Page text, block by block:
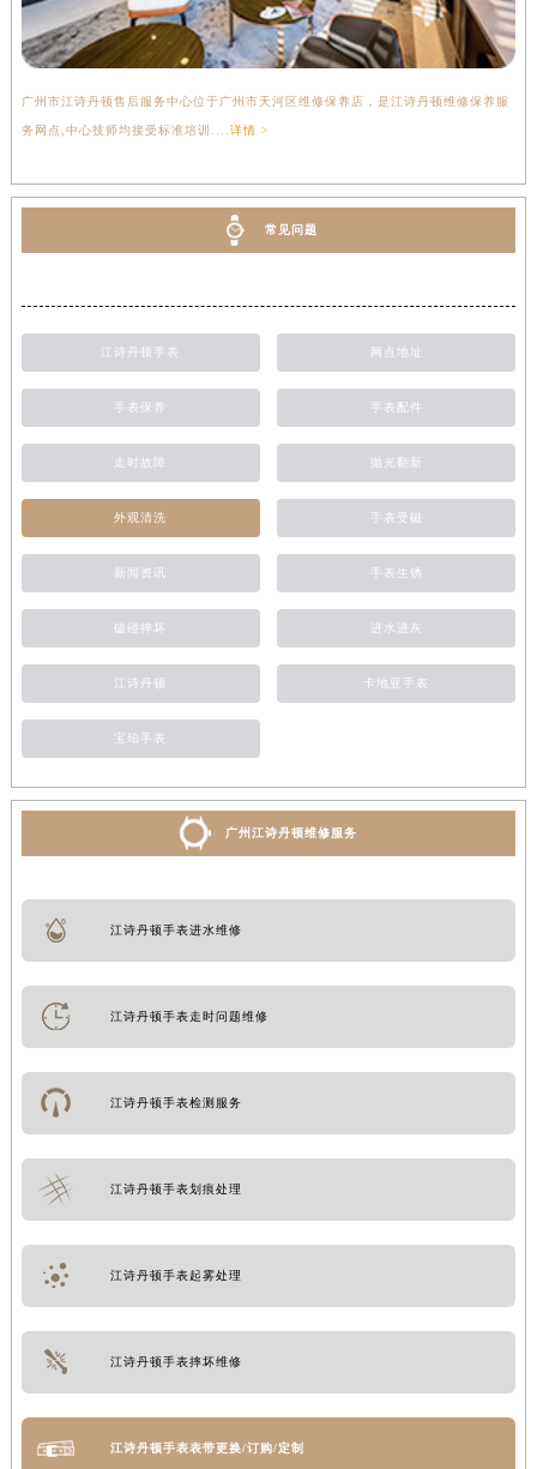
广州市江诗丹顿售后服务中心位于广州市天河区维修保养店，是江诗丹顿维修保养服
务网点,中心技师均接受标准培训.... 详情 >
常见问题
江诗丹顿手表 网点地址
手表保养 手表配件
走时故障 抛光翻新
外观清洗 手表受磁
新闻资讯 手表生锈
磕碰摔坏 进水进灰
江诗丹顿 卡地亚手表
宝珀手表
广州江诗丹顿维修服务
江诗丹顿手表进水维修
江诗丹顿手表走时问题维修
江诗丹顿手表检测服务
江诗丹顿手表划痕处理
江诗丹顿手表起雾处理
江诗丹顿手表摔坏维修
江诗丹顿手表表带更换/订购/定制